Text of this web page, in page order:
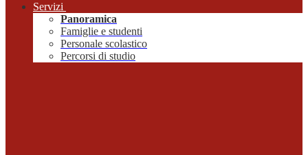
Servizi
Panoramica
Famiglie e studenti
Personale scolastico
Percorsi di studio